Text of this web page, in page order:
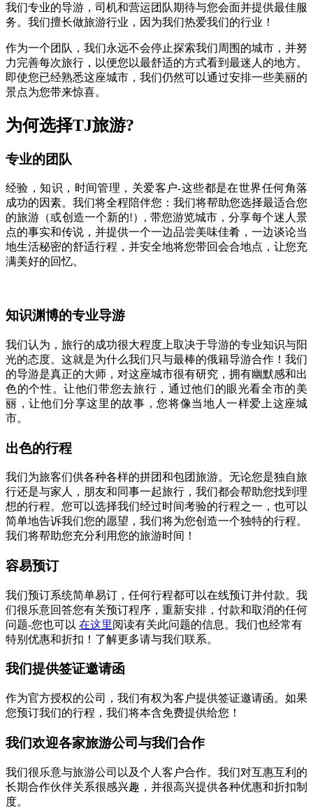
我们专业的导游，司机和营运团队期待与您会面并提供最佳服
务。我们擅长做旅游行业，因为我们热爱我们的行业！
作为一个团队，我们永远不会停止探索我们周围的城市，并努
力完善每次旅行，以便您以最舒适的方式看到最迷人的地方。
即使您已经熟悉这座城市，我们仍然可以通过安排一些美丽的
景点为您带来惊喜。
为何选择TJ旅游?
专业的团队
经验，知识，时间管理，关爱客户-这些都是在世界任何角落
成功的因素。我们将全程陪伴您：我们将帮助您选择最适合您
的旅游（或创造一个新的!）, 带您游览城市，分享每个迷人景
点的事实和传说，并提供一个一边品尝美味佳肴，一边谈论当
地生活秘密的舒适行程，并安全地将您带回会合地点，让您充
满美好的回忆。
知识渊博的专业导游
我们认为，旅行的成功很大程度上取决于导游的专业知识与阳
光的态度。这就是为什么我们只与最棒的俄籍导游合作！我们
的导游是真正的大师，对这座城市很有研究，拥有幽默感和出
色的个性。让他们带您去旅行，通过他们的眼光看全市的美
丽，让他们分享这里的故事，您将像当地人一样爱上这座城
市。
出色的行程
我们为旅客们供各种各样的拼团和包团旅游。无论您是独自旅
行还是与家人，朋友和同事一起旅行，我们都会帮助您找到理
想的行程。您可以选择我们经过时间考验的行程之一，也可以
简单地告诉我们您的愿望，我们将为您创造一个独特的行程。
我们将帮助您充分利用您的旅游时间！
容易预订
我们预订系统简单易订，任何行程都可以在线预订并付款。我
们很乐意回答您有关预订程序，重新安排，付款和取消的任何
问题-您也可以 在这里阅读有关此问题的信息。我们也经常有
特别优惠和折扣！了解更多请与我们联系。
我们提供签证邀请函
作为官方授权的公司，我们有权为客户提供签证邀请函。如果
您预订我们的行程，我们将本含免费提供给您！
我们欢迎各家旅游公司与我们合作
我们很乐意与旅游公司以及个人客户合作。我们对互惠互利的
长期合作伙伴关系很感兴趣，并很高兴提供各种优惠和折扣制
度。